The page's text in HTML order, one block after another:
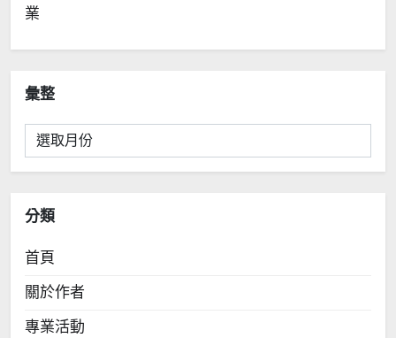
業
彙整
彙
整
分類
首頁
關於作者
專業活動